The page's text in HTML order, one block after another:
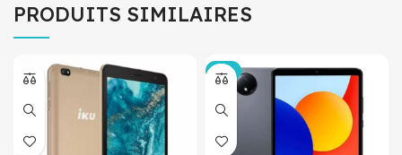
PRODUITS SIMILAIRES
-8%